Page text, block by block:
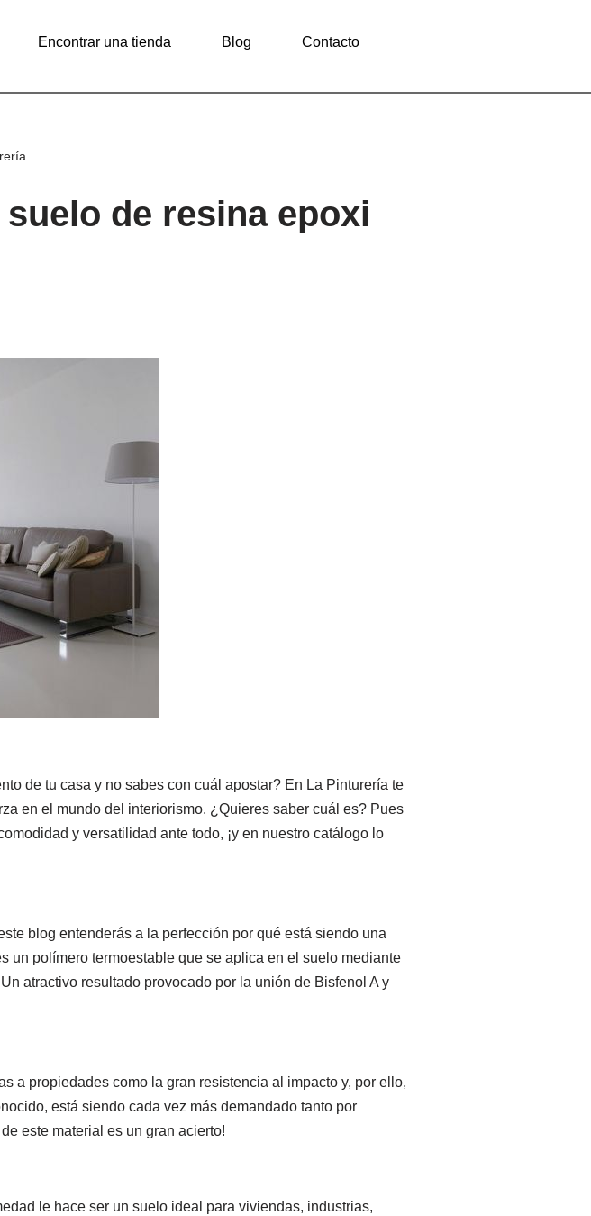
Encontrar una tienda Blog Contacto
de resina epoxi
de tu casa y no sabes con cuál apostar? En La Pinturería te
en el mundo del interiorismo. ¿Quieres saber cuál es? Pues
y versatilidad ante todo, ¡y en nuestro catálogo lo
blog entenderás a la perfección por qué está siendo una
un polímero termoestable que se aplica en el suelo mediante
atractivo resultado provocado por la unión de Bisfenol A y
a propiedades como la gran resistencia al impacto y, por ello,
está siendo cada vez más demandado tanto por
este material es un gran acierto!
le hace ser un suelo ideal para viviendas, industrias,